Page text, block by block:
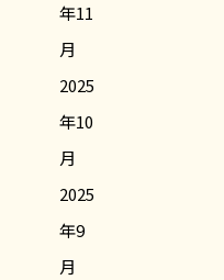
年11
月
2025
年10
月
2025
年9
月